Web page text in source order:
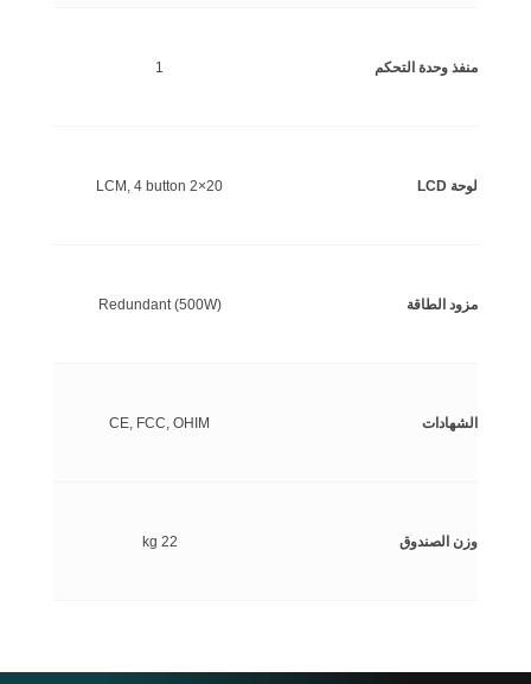
1
CE, FCC, OHIM
منفذ وحدة التحكم
الشهادات
لوحة LCD
وزن الصندوق
مزود الطاقة
20×2 LCM, 4 button
22 kg
Redundant (500W)